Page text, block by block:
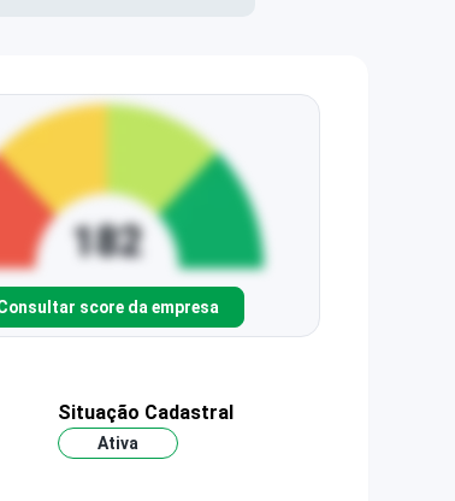
score da empresa
Situação Cadastral
Ativa